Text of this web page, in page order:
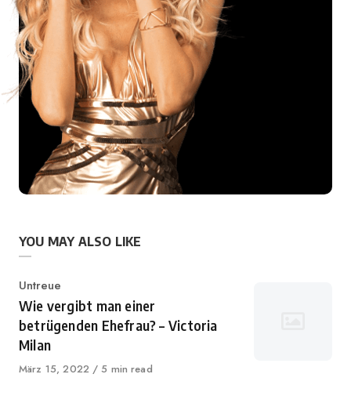
YOU MAY ALSO LIKE
Category
Untreue
Wie vergibt man einer
betrügenden Ehefrau? – Victoria
Milan
Published
März 15, 2022 5 min read